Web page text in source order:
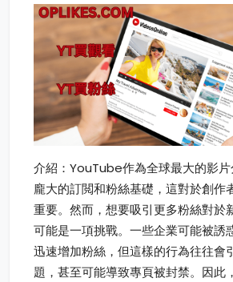
介紹：YouTube作為全球最大的影
龐大的訂閲和粉絲基礎，這對於創作
重要。然而，想要吸引更多粉絲對於
可能是一項挑戰。一些企業可能被誘
迅速增加粉絲，但這樣的行為往往會
題，甚至可能導致專頁被封禁。因此